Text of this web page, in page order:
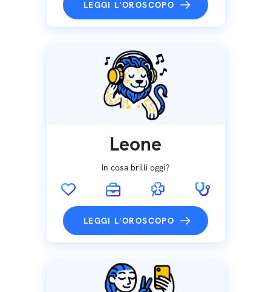
LEGGI L'OROSCOPO
Leone
In cosa brilli oggi?
LEGGI L'OROSCOPO